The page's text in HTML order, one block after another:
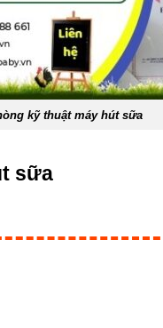
kỹ thuật máy hút sữa
sữa